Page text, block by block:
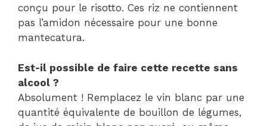
conçu pour le risotto. Ces riz ne contiennent
pas l’amidon nécessaire pour une bonne
mantecatura.
Est-il possible de faire cette recette sans
alcool ?
Absolument ! Remplacez le vin blanc par une
quantité équivalente de bouillon de légumes,